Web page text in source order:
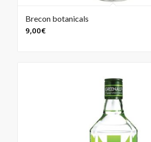
Brecon botanicals
9,00€